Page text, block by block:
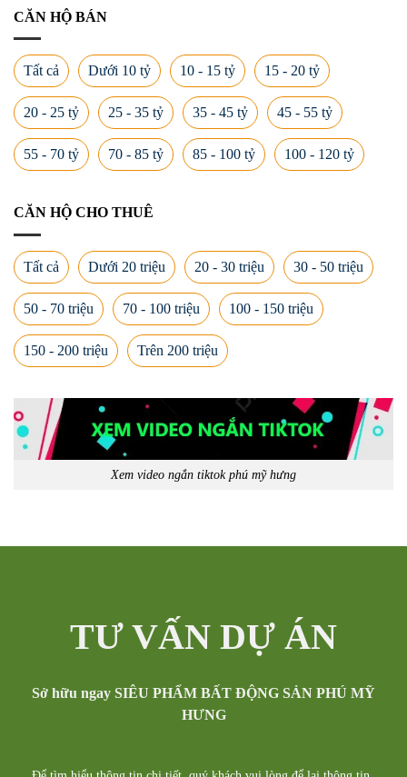
CĂN HỘ BÁN
Tất cả Dưới 10 tỷ 10 - 15 tỷ 15 - 20 tỷ
20 - 25 tỷ 25 - 35 tỷ 35 - 45 tỷ 45 - 55 tỷ
55 - 70 tỷ 70 - 85 tỷ 85 - 100 tỷ 100 - 120 tỷ
CĂN HỘ CHO THUÊ
Tất cả Dưới 20 triệu 20 - 30 triệu 30 - 50 triệu
50 - 70 triệu 70 - 100 triệu 100 - 150 triệu
150 - 200 triệu Trên 200 triệu
Xem video ngắn tiktok phú mỹ hưng
TƯ VẤN DỰ ÁN
Sở hữu ngay SIÊU PHẨM BẤT ĐỘNG SẢN PHÚ MỸ
HƯNG